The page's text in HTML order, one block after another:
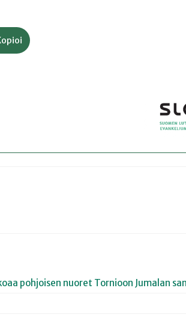
pohjoisen nuoret Tornioon Jumalan